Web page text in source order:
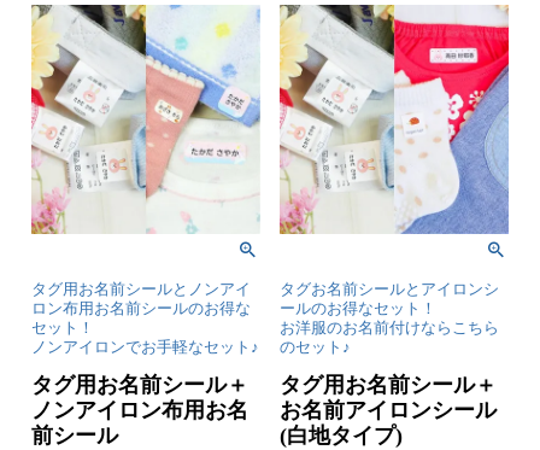
タグ用お名前シールとノンアイ
ロン布用お名前シールのお得な
セット！
ノンアイロンでお手軽なセット♪
タグ用お名前シール＋
ノンアイロン布用お名
前シール
タグお名前シールとアイロンシ
ールのお得なセット！
お洋服のお名前付けならこちら
のセット♪
タグ用お名前シール＋
お名前アイロンシール
(白地タイプ)